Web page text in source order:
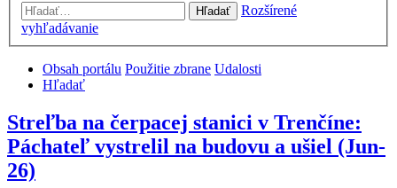
Hľadať
Rozšírené
vyhľadávanie
Obsah portálu Použitie zbrane Udalosti
Hľadať
Streľba na čerpacej stanici v Trenčíne:
Páchateľ vystrelil na budovu a ušiel (Jun-
26)